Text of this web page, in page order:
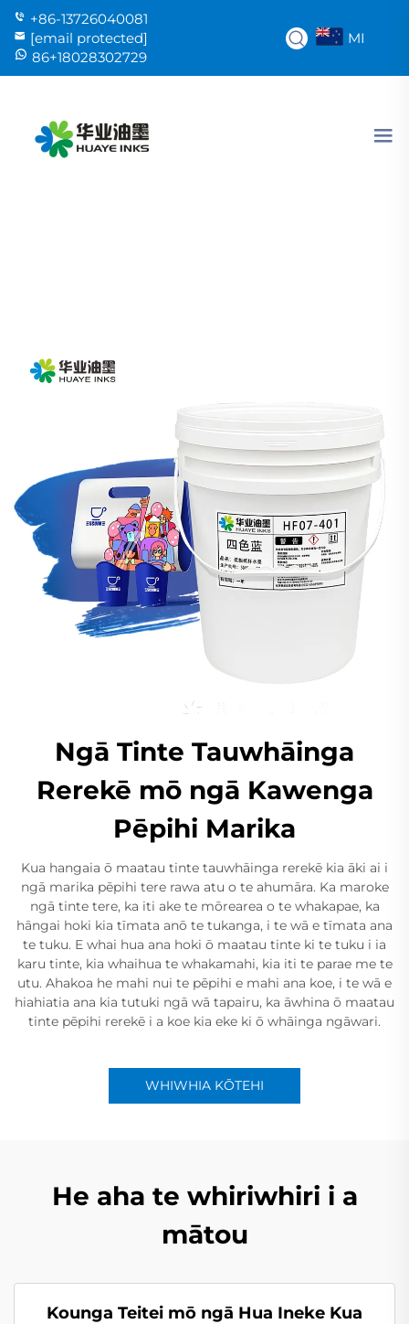
+86-13726040081
[email protected]
86+18028302729
MI
Ngā Tinte Tauwhāinga
Rerekē mō ngā Kawenga
Pēpihi Marika
Kua hangaia ō maatau tinte tauwhāinga rerekē kia āki ai i
ngā marika pēpihi tere rawa atu o te ahumāra. Ka maroke
ngā tinte tere, ka iti ake te mōrearea o te whakapae, ka
hāngai hoki kia tīmata anō te tukanga, i te wā e tīmata ana
te tuku. E whai hua ana hoki ō maatau tinte ki te tuku i ia
karu tinte, kia whaihua te whakamahi, kia iti te parae me te
utu. Ahakoa he mahi nui te pēpihi e mahi ana koe, i te wā e
hiahiatia ana kia tutuki ngā wā tapairu, ka āwhina ō maatau
tinte pēpihi rerekē i a koe kia eke ki ō whāinga ngāwari.
WHIWHIA KŌTEHI
He aha te whiriwhiri i a
mātou
Kounga Teitei mō ngā Hua Ineke Kua